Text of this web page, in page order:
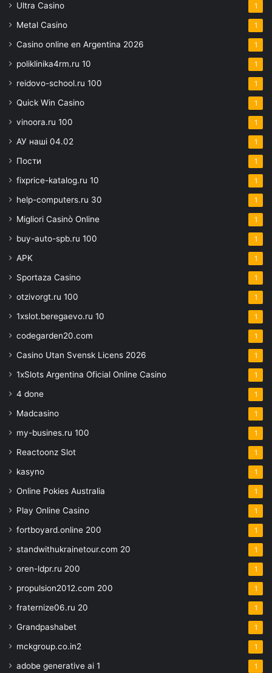
Ultra Casino 1
Metal Casino 1
Casino online en Argentina 2026 1
poliklinika4rm.ru 10 1
reidovo-school.ru 100 1
Quick Win Casino 1
vinoora.ru 100 1
АУ наші 04.02 1
Пости 1
fixprice-katalog.ru 10 1
help-computers.ru 30 1
Migliori Casinò Online 1
buy-auto-spb.ru 100 1
APK 1
Sportaza Casino 1
otzivorgt.ru 100 1
1xslot.beregaevo.ru 10 1
codegarden20.com 1
Casino Utan Svensk Licens 2026 1
1xSlots Argentina Oficial Online Casino 1
4 done 1
Madcasino 1
my-busines.ru 100 1
Reactoonz Slot 1
kasyno 1
Online Pokies Australia 1
Play Online Casino 1
fortboyard.online 200 1
standwithukrainetour.com 20 1
oren-ldpr.ru 200 1
propulsion2012.com 200 1
fraternize06.ru 20 1
Grandpashabet 1
mckgroup.co.in2 1
adobe generative ai 1 1